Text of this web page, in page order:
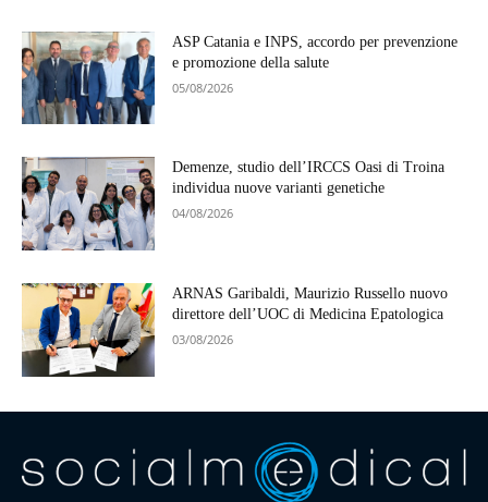
ASP Catania e INPS, accordo per prevenzione
e promozione della salute
05/08/2026
Demenze, studio dell’IRCCS Oasi di Troina
individua nuove varianti genetiche
04/08/2026
ARNAS Garibaldi, Maurizio Russello nuovo
direttore dell’UOC di Medicina Epatologica
03/08/2026